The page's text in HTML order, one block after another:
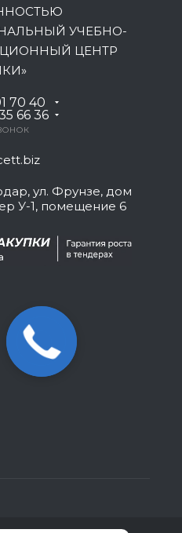
УЧЕБНО-
ЦЕНТР
70 40
66 36
ул. Фрунзе, дом
У-1, помещение 6